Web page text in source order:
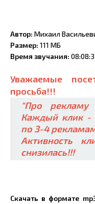
Автор: Михаил
Размер: 111 МБ
Время звучания:
Уважаемые
просьба!!!
"Про
Каждый клик -
по 3-4
Активность
снизилась!!!
Скачать в формате